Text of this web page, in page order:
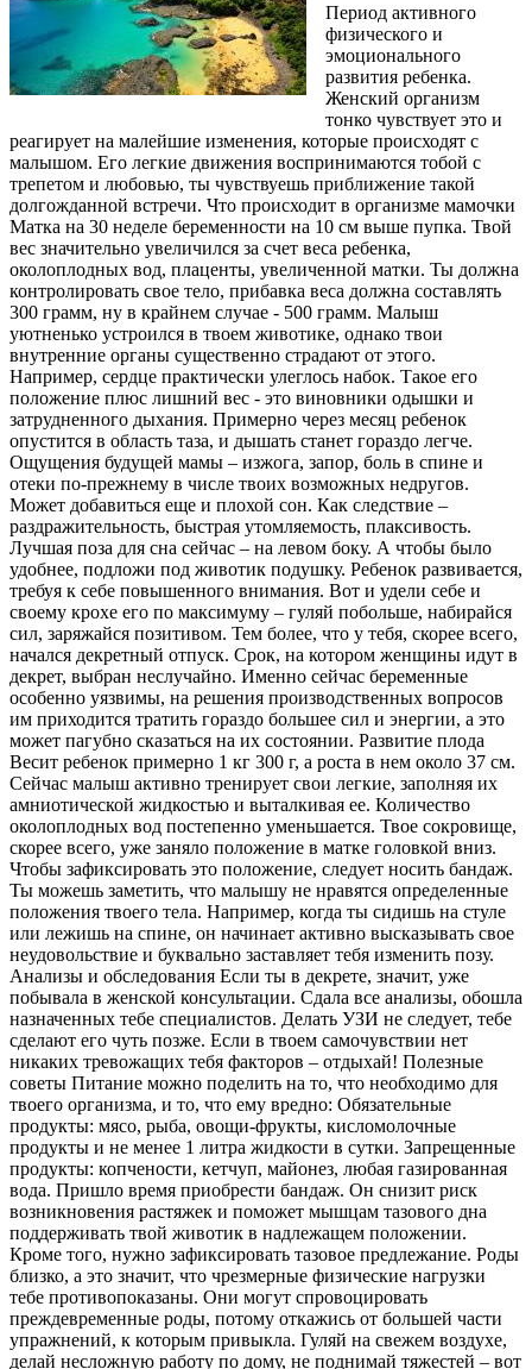
Период активного
физического и
эмоционального
развития ребенка.
Женский организм
тонко чувствует это и
реагирует на малейшие изменения, которые происходят с
малышом. Его легкие движения воспринимаются тобой с
трепетом и любовью, ты чувствуешь приближение такой
долгожданной встречи. Что происходит в организме мамочки
Матка на 30 неделе беременности на 10 см выше пупка. Твой
вес значительно увеличился за счет веса ребенка,
околоплодных вод, плаценты, увеличенной матки. Ты должна
контролировать свое тело, прибавка веса должна составлять
300 грамм, ну в крайнем случае - 500 грамм. Малыш
уютненько устроился в твоем животике, однако твои
внутренние органы существенно страдают от этого.
Например, сердце практически улеглось набок. Такое его
положение плюс лишний вес - это виновники одышки и
затрудненного дыхания. Примерно через месяц ребенок
опустится в область таза, и дышать станет гораздо легче.
Ощущения будущей мамы – изжога, запор, боль в спине и
отеки по-прежнему в числе твоих возможных недругов.
Может добавиться еще и плохой сон. Как следствие –
раздражительность, быстрая утомляемость, плаксивость.
Лучшая поза для сна сейчас – на левом боку. А чтобы было
удобнее, подложи под животик подушку. Ребенок развивается,
требуя к себе повышенного внимания. Вот и удели себе и
своему крохе его по максимуму – гуляй побольше, набирайся
сил, заряжайся позитивом. Тем более, что у тебя, скорее всего,
начался декретный отпуск. Срок, на котором женщины идут в
декрет, выбран неслучайно. Именно сейчас беременные
особенно уязвимы, на решения производственных вопросов
им приходится тратить гораздо большее сил и энергии, а это
может пагубно сказаться на их состоянии. Развитие плода
Весит ребенок примерно 1 кг 300 г, а роста в нем около 37 см.
Сейчас малыш активно тренирует свои легкие, заполняя их
амниотической жидкостью и выталкивая ее. Количество
околоплодных вод постепенно уменьшается. Твое сокровище,
скорее всего, уже заняло положение в матке головкой вниз.
Чтобы зафиксировать это положение, следует носить бандаж.
Ты можешь заметить, что малышу не нравятся определенные
положения твоего тела. Например, когда ты сидишь на стуле
или лежишь на спине, он начинает активно высказывать свое
неудовольствие и буквально заставляет тебя изменить позу.
Анализы и обследования Если ты в декрете, значит, уже
побывала в женской консультации. Сдала все анализы, обошла
назначенных тебе специалистов. Делать УЗИ не следует, тебе
сделают его чуть позже. Если в твоем самочувствии нет
никаких тревожащих тебя факторов – отдыхай! Полезные
советы Питание можно поделить на то, что необходимо для
твоего организма, и то, что ему вредно: Обязательные
продукты: мясо, рыба, овощи-фрукты, кисломолочные
продукты и не менее 1 литра жидкости в сутки. Запрещенные
продукты: копчености, кетчуп, майонез, любая газированная
вода. Пришло время приобрести бандаж. Он снизит риск
возникновения растяжек и поможет мышцам тазового дна
поддерживать твой животик в надлежащем положении.
Кроме того, нужно зафиксировать тазовое предлежание. Роды
близко, а это значит, что чрезмерные физические нагрузки
тебе противопоказаны. Они могут спровоцировать
преждевременные роды, потому откажись от большей части
упражнений, к которым привыкла. Гуляй на свежем воздухе,
делай несложную работу по дому, не поднимай тяжестей – вот